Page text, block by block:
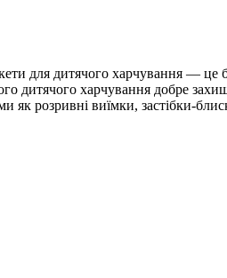
для дитячого харчування — це
дитячого харчування добре
розривні виїмки, застібки-